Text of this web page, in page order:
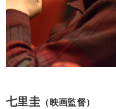
七里圭 （映画監督）